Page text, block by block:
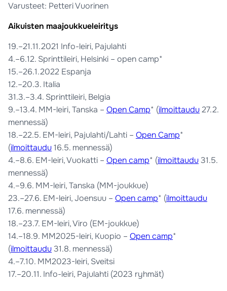
Varusteet: Petteri Vuorinen
Aikuisten maajoukkueleiritys
19.–21.11.2021 Info-leiri, Pajulahti
4.–6.12. Sprinttileiri, Helsinki – open camp*
15.–26.1.2022 Espanja
12.–20.3. Italia
31.3.–3.4. Sprinttileiri, Belgia
9.–13.4. MM-leiri, Tanska – Open Camp* (ilmoittaudu27.2.
mennessä)
18.–22.5. EM-leiri, Pajulahti/Lahti – Open Camp*
(ilmoittaudu16.5. mennessä)
4.–8.6. EM-leiri, Vuokatti – Open camp* (ilmoittaudu31.5.
mennessä)
4.–9.6. MM-leiri, Tanska (MM-joukkue)
23.–27.6. EM-leiri, Joensuu – Open camp* (ilmoittaudu
17.6. mennessä)
18.–23.7. EM-leiri, Viro (EM-joukkue)
14.–18.9. MM2025-leiri, Kuopio – Open camp*
(ilmoittaudu31.8. mennessä)
4.–7.10. MM2023-leiri, Sveitsi
17.–20.11. Info-leiri, Pajulahti (2023 ryhmät)